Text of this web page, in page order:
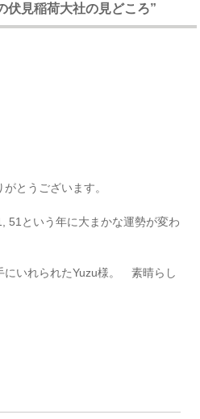
見稲荷大社の見どころ”
とうございます。
51という年に大まかな運勢が変わ
にいれられたYuzu様。 素晴らし